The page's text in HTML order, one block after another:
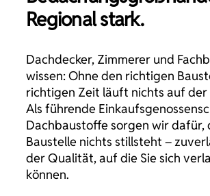
Regional stark.
Dachdecker, Zimmerer und
wissen: Ohne den richtigen
richtigen Zeit läuft nichts auf der
Als führende
Dachbaustoffe sorgen wir dafür,
Baustelle nichts stillsteht –
der Qualität, auf die Sie sich
können.